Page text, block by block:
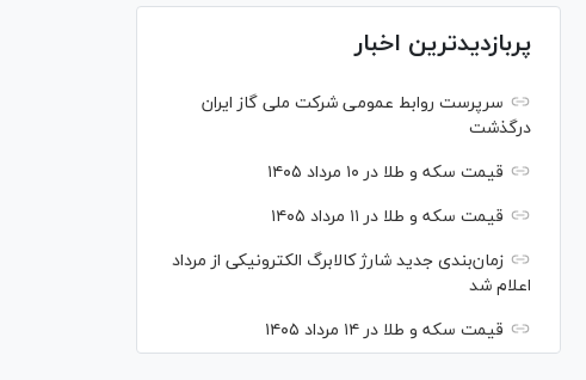
پربازدیدترین اخبار
سرپرست روابط عمومی شرکت ملی گاز ایران
درگذشت
قیمت سکه و طلا در ۱۰ مرداد ۱۴۰۵
قیمت سکه و طلا در ۱۱ مرداد ۱۴۰۵
زمان‌بندی جدید شارژ کالابرگ الکترونیکی از مرداد
اعلام شد
قیمت سکه و طلا در ۱۴ مرداد ۱۴۰۵